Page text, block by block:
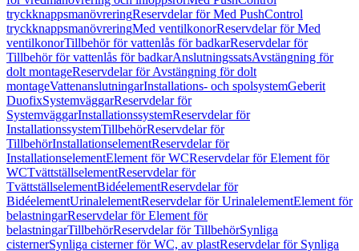
tryckknappsmanövreringReservdelar för Med PushControl
tryckknappsmanövreringMed ventilkonorReservdelar för Med
ventilkonorTillbehör för vattenlås för badkarReservdelar för
Tillbehör för vattenlås för badkarAnslutningssatsAvstängning för
dolt montageReservdelar för Avstängning för dolt
montageVattenanslutningarInstallations- och spolsystemGeberit
DuofixSystemväggarReservdelar för
SystemväggarInstallationssystemReservdelar för
InstallationssystemTillbehörReservdelar för
TillbehörInstallationselementReservdelar för
InstallationselementElement för WCReservdelar för Element för
WCTvättställselementReservdelar för
TvättställselementBidéelementReservdelar för
BidéelementUrinalelementReservdelar för UrinalelementElement för
belastningarReservdelar för Element för
belastningarTillbehörReservdelar för TillbehörSynliga
cisternerSynliga cisterner för WC, av plastReservdelar för Synliga